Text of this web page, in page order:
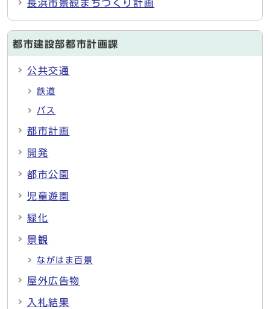
長浜市景観まちづくり計画
都市建設部都市計画課
公共交通
鉄道
バス
都市計画
開発
都市公園
児童遊園
緑化
景観
ながはま百景
屋外広告物
入札結果